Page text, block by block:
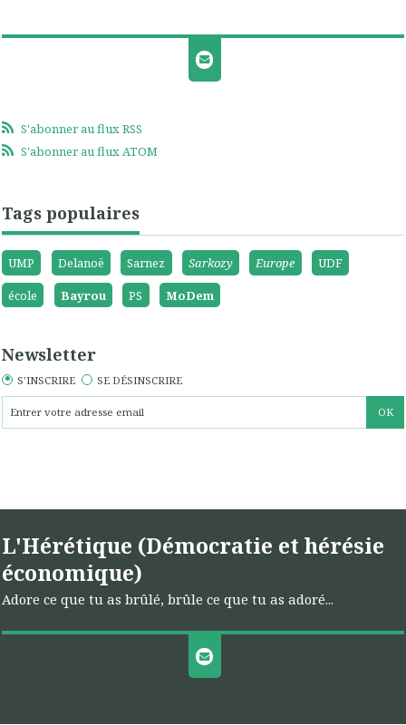
S'abonner au flux RSS
S'abonner au flux ATOM
Tags populaires
UMP Delanoë Sarnez Sarkozy Europe
UDF
école
Bayrou PS MoDem
Newsletter
S'INSCRIRE SE DÉSINSCRIRE
L'Hérétique (Démocratie et hérésie
économique)
Adore ce que tu as brûlé, brûle ce que tu as adoré...